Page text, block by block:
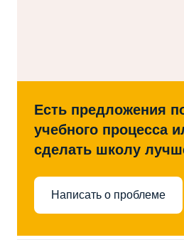
Есть предложения
учебного процесса
сделать школу
Написать о проблеме